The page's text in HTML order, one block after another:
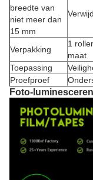
breedte van
niet meer dan
15 mm
Verpakking
1
maat
Toepassing
Proefproef
Foto-